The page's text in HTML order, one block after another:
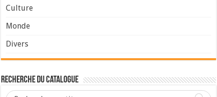
Culture
Monde
Divers
Recherche du Catalogue